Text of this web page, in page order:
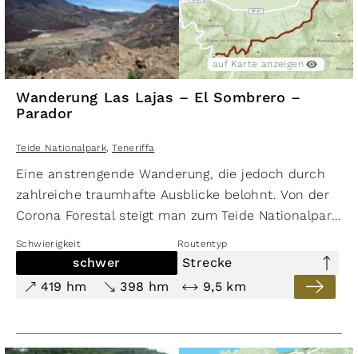
auf Karte anzeigen
Wanderung Las Lajas – El Sombrero –
Parador
Teide Nationalpark, Teneriffa
Eine anstrengende Wanderung, die jedoch durch
zahlreiche traumhafte Ausblicke belohnt. Von der
Corona Forestal steigt man zum Teide Nationalpark
südlichen Caldera-Abbruchkante, den Cumbres de
Ucanca. Von dort ergeben sich grandiose Ausblicke
über den Nationalpark zum Teide-Massiv und
Schwierigkeit Routentyp
schwer
Strecke
419 hm
398 hm 9,5 km